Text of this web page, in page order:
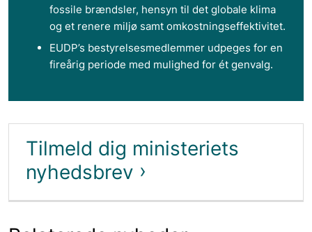
fossile brændsler, hensyn til det globale klima
og et renere miljø samt omkostningseffektivitet.
EUDP’s bestyrelsesmedlemmer udpeges for en
fireårig periode med mulighed for ét genvalg.
Tilmeld dig ministeriets
nyhedsbrev